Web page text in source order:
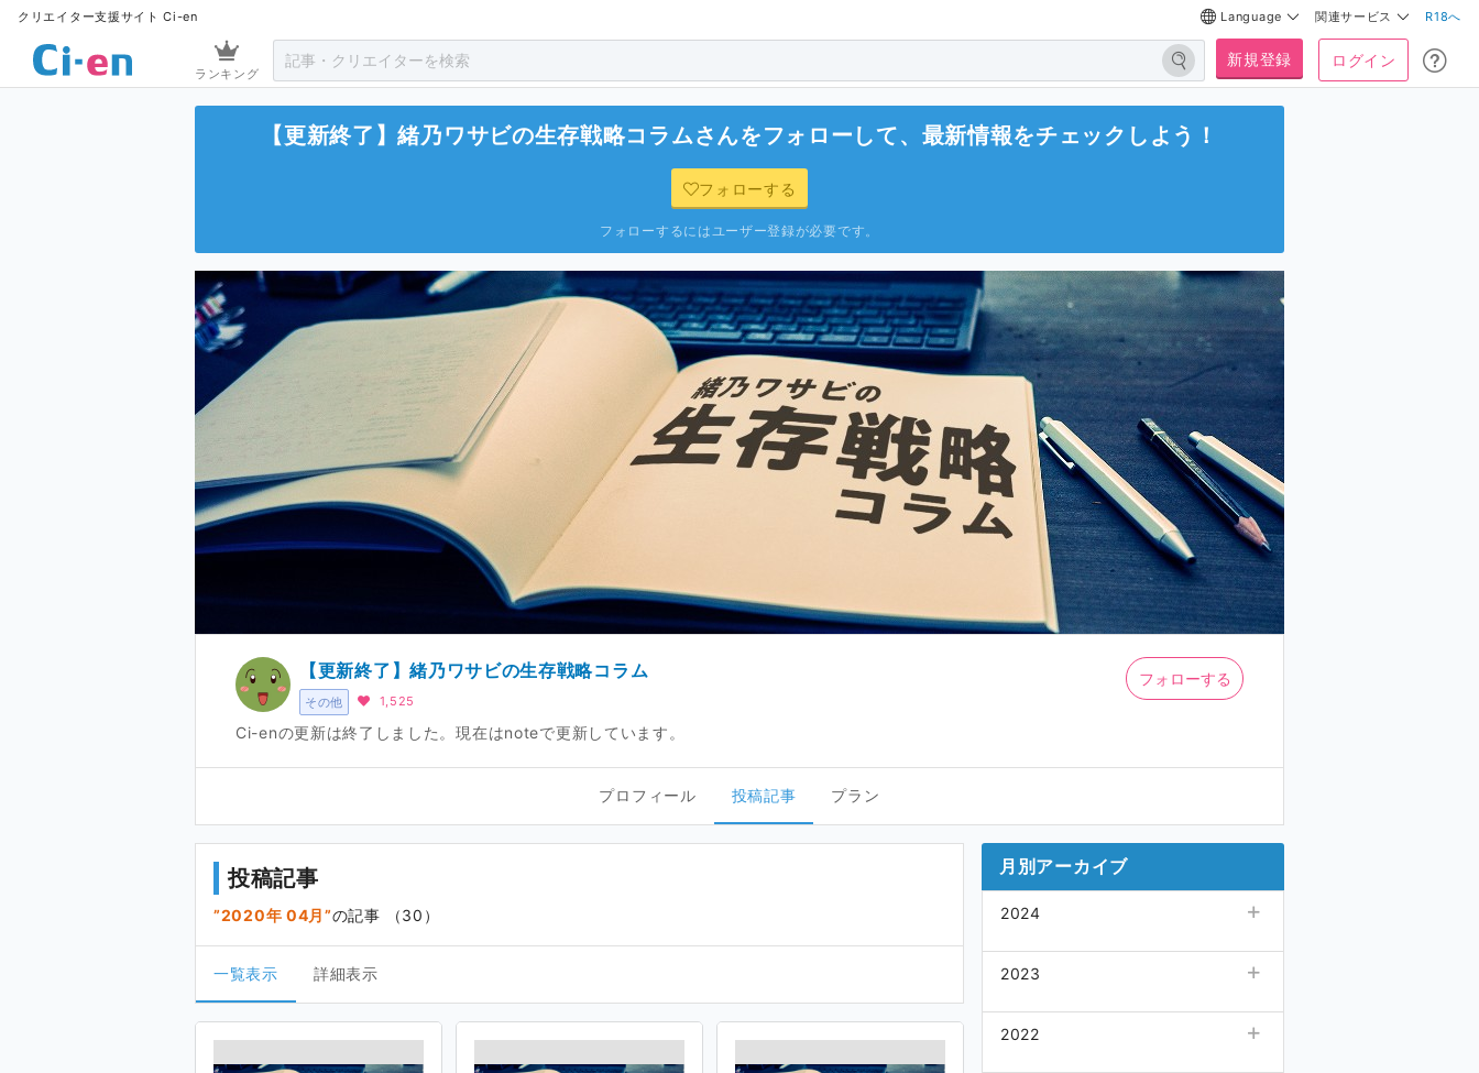
クリエイター支援サイト Ci-en Language 関連サービス R18へ
ランキング
新規登録 ログイン
【更新終了】緒乃ワサビの生存戦略コラムさんをフォローして、最新情報をチェックしよう！
フォローする
フォローするにはユーザー登録が必要です。
その他
【更新終了】緒乃ワサビの生存戦略コラム
1,525
Ci-enの更新は終了しました。現在はnoteで更新しています。
フォローする
プロフィール 投稿記事 プラン
投稿記事
2020年 04月 の記事 （30）
一覧表示 詳細表示
月別アーカイブ
2024
04月
02月
2023
11月 (30)
2022